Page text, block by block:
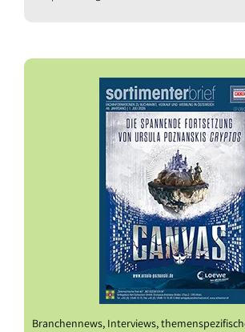
Branchennews, Interviews,